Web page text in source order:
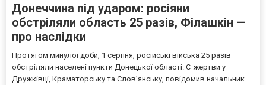
Донеччина під ударом: росіяни
обстріляли область 25 разів, Філашкін —
про наслідки
Протягом минулої доби, 1 серпня, російські війська 25 разів
обстріляли населені пункти Донецької області. Є жертви у
Дружківці, Краматорську та Слов’янську, повідомив начальник